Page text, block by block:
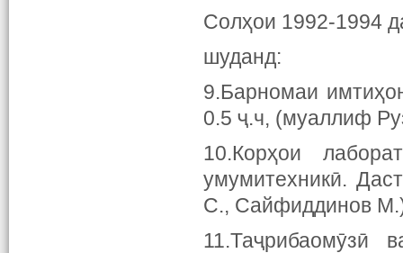
Солҳои 1992-1994
шуданд:
9.Барномаи
0.5 ҷ.ч, (муаллиф
10.Корҳои
умумитехникӣ.
С., Сайфиддинов
11.Таҷрибаомӯзӣ